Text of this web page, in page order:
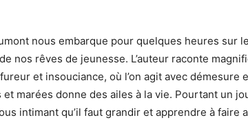
nous embarque pour quelques heures sur
nos rêves de jeunesse. L’auteur raconte
et insouciance, où l’on agit avec démesure
marées donne des ailes à la vie. Pourtant un
intimant qu’il faut grandir et apprendre à faire